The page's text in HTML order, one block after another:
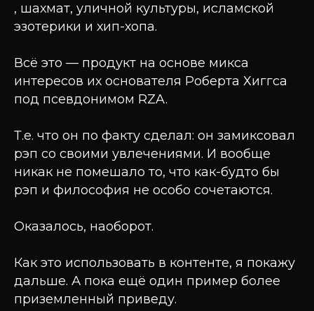
, шахмат, уличной культуры, исламской
эзотерики и хип-хопа.
Всё это — продукт на основе микса
интересов их основателя Роберта Хиггса
под псевдонимом RZA.
Т.е. что он по факту сделал: он замиксовал
рэп со своими увлечениями. И вообще
никак не помешало то, что как-будто бы
рэп и философия не особо сочетаются.
Оказалось, наоборот.
Как это использовать в контенте, я покажу
дальше. А пока ещё один пример более
приземленный приведу.